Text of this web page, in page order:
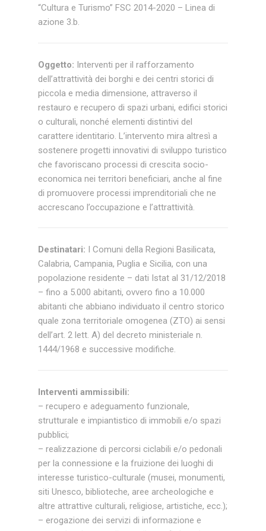
“Cultura e Turismo” FSC 2014-2020 – Linea di
azione 3.b.
Oggetto: Interventi per il rafforzamento
dell’attrattività dei borghi e dei centri storici di
piccola e media dimensione, attraverso il
restauro e recupero di spazi urbani, edifici storici
o culturali, nonché elementi distintivi del
carattere identitario. L’intervento mira altresì a
sostenere progetti innovativi di sviluppo turistico
che favoriscano processi di crescita socio-
economica nei territori beneficiari, anche al fine
di promuovere processi imprenditoriali che ne
accrescano l’occupazione e l’attrattività.
Destinatari:
I Comuni della Regioni Basilicata,
Calabria, Campania, Puglia e Sicilia, con una
popolazione residente – dati Istat al 31/12/2018
– fino a 5.000 abitanti, ovvero fino a 10.000
abitanti che abbiano individuato il centro storico
quale zona territoriale omogenea (ZTO) ai sensi
dell’art. 2 lett. A) del decreto ministeriale n.
1444/1968 e successive modifiche.
Interventi ammissibili:
– recupero e adeguamento funzionale,
strutturale e impiantistico di immobili e/o spazi
pubblici;
– realizzazione di percorsi ciclabili e/o pedonali
per la connessione e la fruizione dei luoghi di
interesse turistico-culturale (musei, monumenti,
siti Unesco, biblioteche, aree archeologiche e
altre attrattive culturali, religiose, artistiche, ecc.);
– erogazione dei servizi di informazione e